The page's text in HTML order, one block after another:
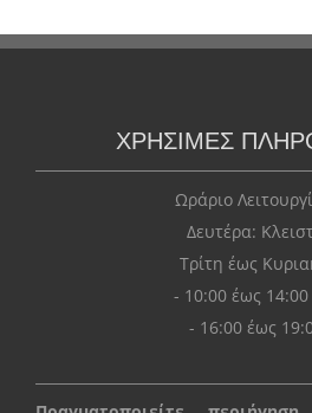
ΧΡΗΣΙΜΕΣ
Ωράριο
Δευτέρα:
Τρίτη έως
- 10:00 έως 14:00
- 16:00 έως